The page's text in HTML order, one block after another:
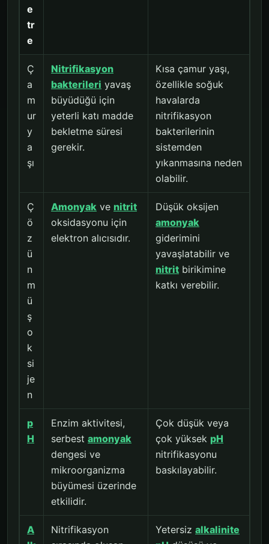
e
tr
e
Ç
a
m
ur
y
a
şı
Nitrifikasyon
bakterileri yavaş
büyüdüğü için
yeterli katı madde
bekletme süresi
gerekir.
Kısa çamur yaşı,
özellikle soğuk
havalarda
nitrifikasyon
bakterilerinin
sistemden
yıkanmasına neden
olabilir.
Ç
ö
z
ü
n
m
ü
ş
o
k
si
je
n
Amonyak ve nitrit
oksidasyonu için
elektron alıcısıdır.
Düşük oksijen
amonyak
giderimini
yavaşlatabilir ve
nitrit birikimine
katkı verebilir.
p
H
Enzim aktivitesi,
serbest amonyak
dengesi ve
mikroorganizma
büyümesi üzerinde
etkilidir.
Çok düşük veya
çok yüksek pH
nitrifikasyonu
baskılayabilir.
A
Nitrifikasyon
Yetersiz alkalinite